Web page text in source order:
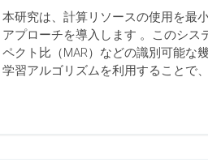
本研究は、計算リソースの使用を最
アプローチを導入します 。このシス
ペクト比（MAR）などの識別可能な
学習アルゴリズムを利用することで